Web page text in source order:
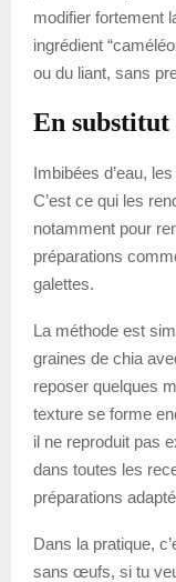
modifier fortement
ingrédient
ou du liant, sans
En
Imbibées d’eau, les
C’est ce qui les
notamment pour
préparations
galettes.
La méthode est
graines de chia
reposer quelques
texture se forme
il ne reproduit pas
dans toutes les
préparations
Dans la pratique,
sans œufs, si tu